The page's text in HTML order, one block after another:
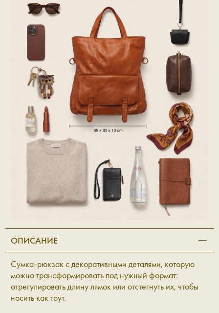
ОПИСАНИЕ
Сумка-рюкзак с декоративными деталями, которую
можно трансформировать под нужный формат:
отрегулировать длину лямок или отстегнуть их, чтобы
носить как тоут.